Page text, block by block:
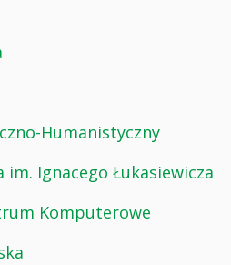
Humanistyczny
im. Ignacego Łukasiewicza
Komputerowe